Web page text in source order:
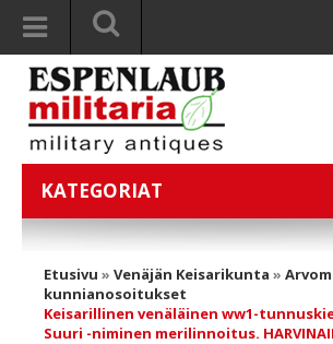
KATEGORIAT
Etusivu » Venäjän Keisarikunta »
kunnianosoitukset
Keisarillinen venäläinen ww1-
Suuri -niminen merilinnoitus.